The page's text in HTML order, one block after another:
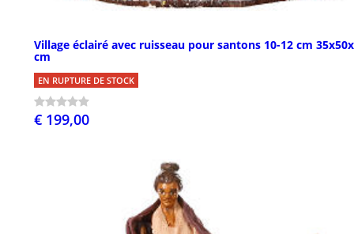
Village éclairé avec ruisseau pour santons 10-12 cm
cm
EN RUPTURE DE STOCK
€ 199,00